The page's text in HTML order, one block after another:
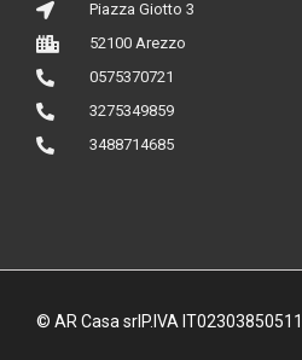
Piazza Giotto 3
52100 Arezzo
0575370721
3275349859
3488714685
© AR Casa srl P.IVA IT02303850511